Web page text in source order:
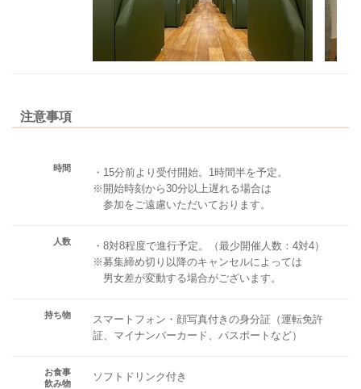
注意事項
時間
・15分前より受付開始。1時間半を予定。
※開始時刻から30分以上遅れる場合は
参加をご遠慮いただいております。
人数
・8対8程度で進行予定。（最少開催人数：4対4）
※募集締め切り以降のキャンセルによっては
男女差が変動する場合がございます。
持ち物
スマートフォン・顔写真付きの身分証（運転免許
証、マイナンバーカード、パスポートなど）
お食事
飲み物
ソフトドリンク付き